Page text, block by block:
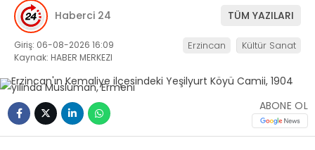
Haberci 24 TÜM YAZILARI
Giriş: 06-08-2026 16:09
Kaynak: HABER MERKEZI
Erzincan Kültür Sanat
ABONE OL